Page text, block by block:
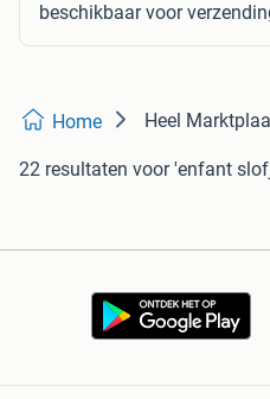
beschikbaar voor
Home Heel
22 resultaten voor 'enfant